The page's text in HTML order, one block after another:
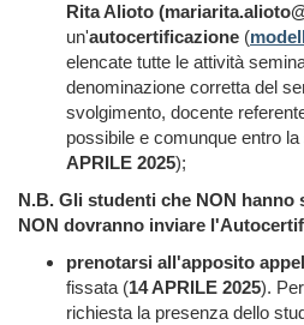
Rita Alioto
un'autocertificazione (
elencate tutte le attività
denominazione corretta del
svolgimento, docente
possibile e comunque entro
APRILE 2025);
N.B. Gli studenti che NON
NON dovranno inviare
prenotarsi all'apposito
fissata (14 APRILE 2025).
richiesta la presenza dello